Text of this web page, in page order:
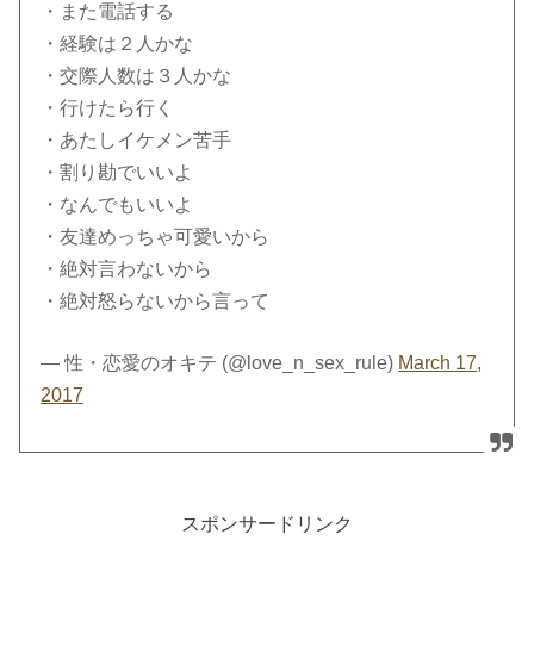
・また電話する
・経験は２人かな
・交際人数は３人かな
・行けたら行く
・あたしイケメン苦手
・割り勘でいいよ
・なんでもいいよ
・友達めっちゃ可愛いから
・絶対言わないから
・絶対怒らないから言って
— 性・恋愛のオキテ (@love_n_sex_rule) March 17,
2017
スポンサードリンク